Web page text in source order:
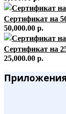
Сертификат на
50,000.00 р.
Сертификат на
25,000.00 р.
Приложения